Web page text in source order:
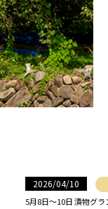
2026/04/10
5月8日〜10日 漬物グ